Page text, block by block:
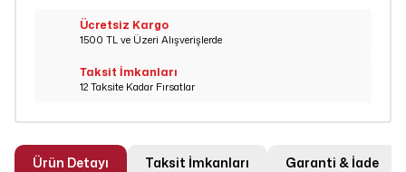
Ücretsiz Kargo
1500 TL ve Üzeri Alışverişlerde
Taksit İmkanları
12 Taksite Kadar Fırsatlar
Ürün Detayı Taksit İmkanları Garanti & İade